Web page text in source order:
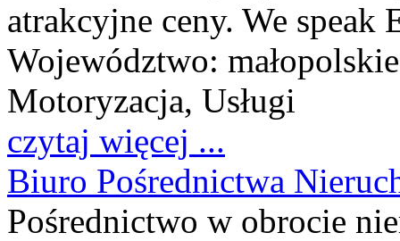
atrakcyjne ceny. We speak
Województwo: małopolskie
Motoryzacja, Usługi
czytaj więcej ...
Biuro Pośrednictwa
Pośrednictwo w obrocie